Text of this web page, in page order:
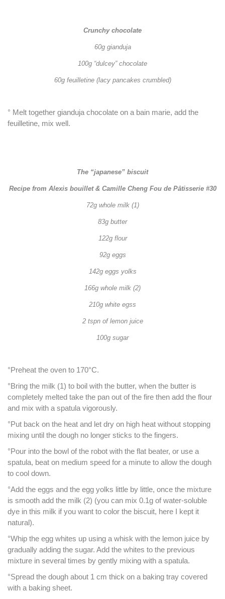
Crunchy chocolate
60g gianduja
100g “dulcey” chocolate
60g feuilletine (lacy pancakes crumbled)
° Melt together gianduja chocolate on a bain marie, add the
feuilletine, mix well.
The “japanese” biscuit
Recipe from Alexis bouillet & Camille Cheng Fou de Pâtisserie #30
72g whole milk (1)
83g butter
122g flour
92g eggs
142g eggs yolks
166g whole milk (2)
210g white egss
2 tspn of lemon juice
100g sugar
°Preheat the oven to 170°C.
°Bring the milk (1) to boil with the butter, when the butter is
completely melted take the pan out of the fire then add the flour
and mix with a spatula vigorously.
°Put back on the heat and let dry on high heat without stopping
mixing until the dough no longer sticks to the fingers.
°Pour into the bowl of the robot with the flat beater, or use a
spatula, beat on medium speed for a minute to allow the dough
to cool down.
°Add the eggs and the egg yolks little by little, once the mixture
is smooth add the milk (2) (you can mix 0.1g of water-soluble
dye in this milk if you want to color the biscuit, here I kept it
natural).
°Whip the egg whites up using a whisk with the lemon juice by
gradually adding the sugar. Add the whites to the previous
mixture in several times by gently mixing with a spatula.
°Spread the dough about 1 cm thick on a baking tray covered
with a baking sheet.